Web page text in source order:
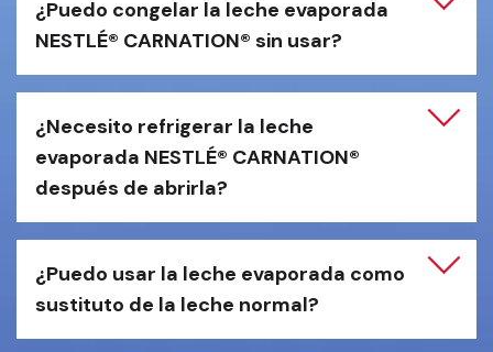
¿Puedo congelar la leche evaporada
NESTLÉ® CARNATION® sin usar?
¿Necesito refrigerar la leche
evaporada NESTLÉ® CARNATION®
después de abrirla?
¿Puedo usar la leche evaporada como
sustituto de la leche normal?